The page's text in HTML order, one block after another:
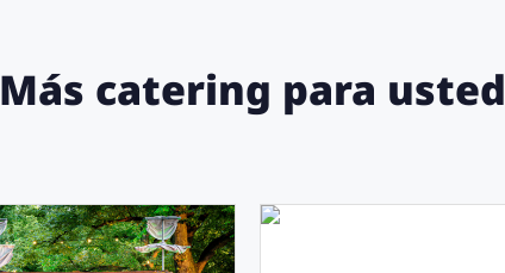
Más catering para usted